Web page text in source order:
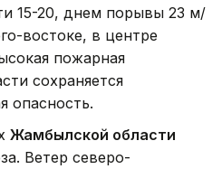
15-20, днем порывы 23 м/
востоке, в центре
пожарная
сохраняется
опасность.
Жамбылской области
Ветер северо-